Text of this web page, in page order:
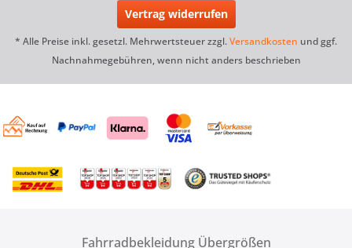
Vertrag widerrufen
* Alle Preise inkl. gesetzl. Mehrwertsteuer zzgl.Versandkosten und ggf.
Nachnahmegebühren, wenn nicht anders beschrieben
Fahrradbekleidung Übergrößen